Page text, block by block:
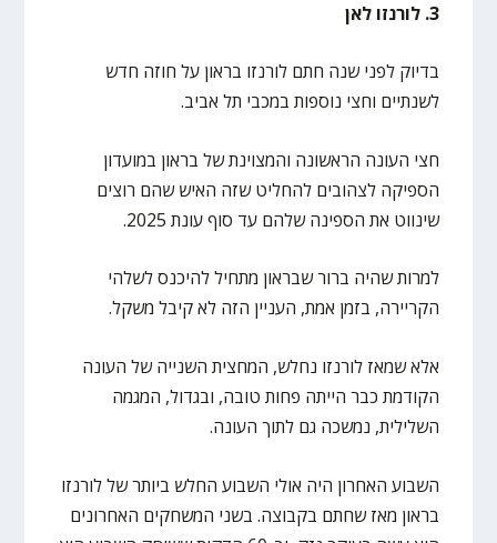
3. לורנזו לאן
בדיוק לפני שנה חתם לורנזו בראון על חוזה חדש
לשנתיים וחצי נוספות במכבי תל אביב.
חצי העונה הראשונה והמצוינת של בראון במועדון
הספיקה לצהובים להחליט שזה האיש שהם רוצים
שינווט את הספינה שלהם עד סוף עונת 2025.
למרות שהיה ברור שבראון מתחיל להיכנס לשלהי
הקריירה, בזמן אמת, העניין הזה לא קיבל משקל.
אלא שמאז לורנזו נחלש, המחצית השנייה של העונה
הקודמת כבר הייתה פחות טובה, ובגדול, המגמה
השלילית, נמשכה גם לתוך העונה.
השבוע האחרון היה אולי השבוע החלש ביותר של לורנזו
בראון מאז שחתם בקבוצה. בשני המשחקים האחרונים